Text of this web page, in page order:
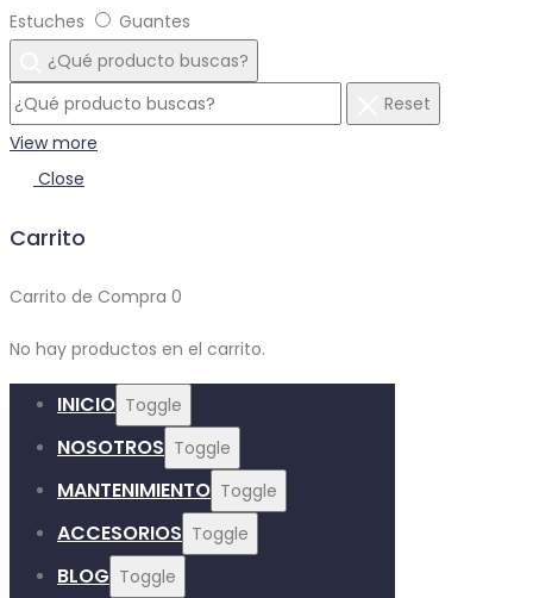
Estuches
Guantes
¿Qué producto buscas?
Reset
View more
Close
Carrito
Carrito de Compra 0
No hay productos en el carrito.
INICIO Toggle
NOSOTROS Toggle
MANTENIMIENTO Toggle
ACCESORIOS Toggle
BLOG Toggle